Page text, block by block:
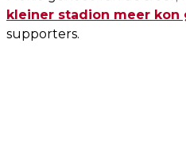
kleiner stadion meer kon
supporters.